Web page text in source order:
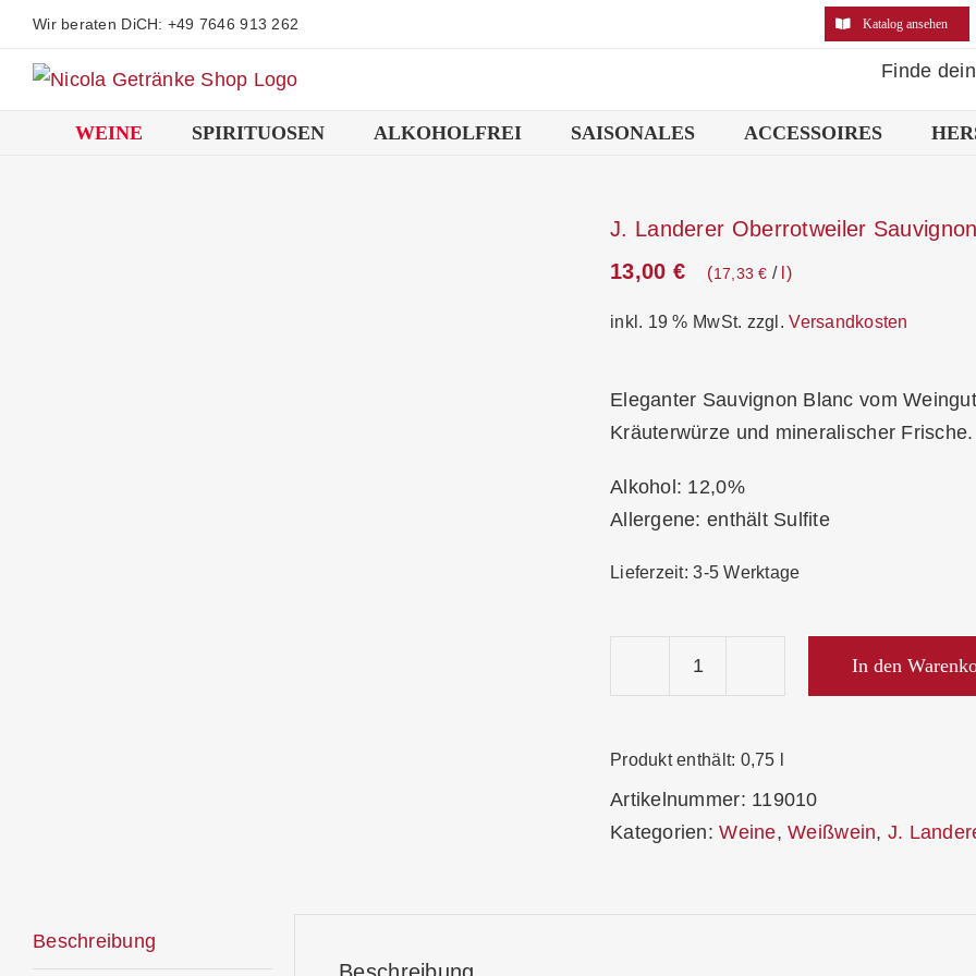
Zum
springen
Wir beraten DiCH: +49 7646 913 262 Katalog ansehen
Finde
WEINE SPIRITUOSEN ALKOHOLFREI SAISONALES ACCESSOIRES
J. Landerer Oberrotweiler
13,00 € 17,33€ / l
inkl. 19 % MwSt. zzgl.Versandkosten
Eleganter Sauvignon Blanc vom
Kräuterwürze und mineralischer Frische.
Alkohol: 12,0%
Allergene: enthält Sulfite
Lieferzeit:3-5 Werktage
Blanc
trocken
Ortswein
In den
Produkt enthält: 0,75 l
Artikelnummer: 119010
Kategorien:Weine,Weißwein, J.
Beschreibung